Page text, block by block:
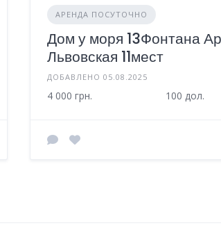
АРЕНДА ПОСУТОЧНО
Дом у моря 13Фонтана
Львовская 11мест
ДОБАВЛЕНО 05.08.2025
4 000 грн. 100 дол.